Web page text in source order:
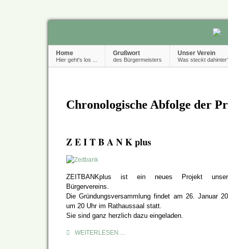
Home
Hier geht's los ...
Grußwort
des Bürgermeisters
Unser Verein
Was steckt
Chronologische Abfolge der
Z E I T B A N K plus
ZEITBANKplus ist ein neues Projekt
Bürgervereins.
Die Gründungsversammlung findet am 26. Januar
um 20 Uhr im Rathaussaal statt.
Sie sind ganz herzlich dazu eingeladen.
WEITERLESEN ...